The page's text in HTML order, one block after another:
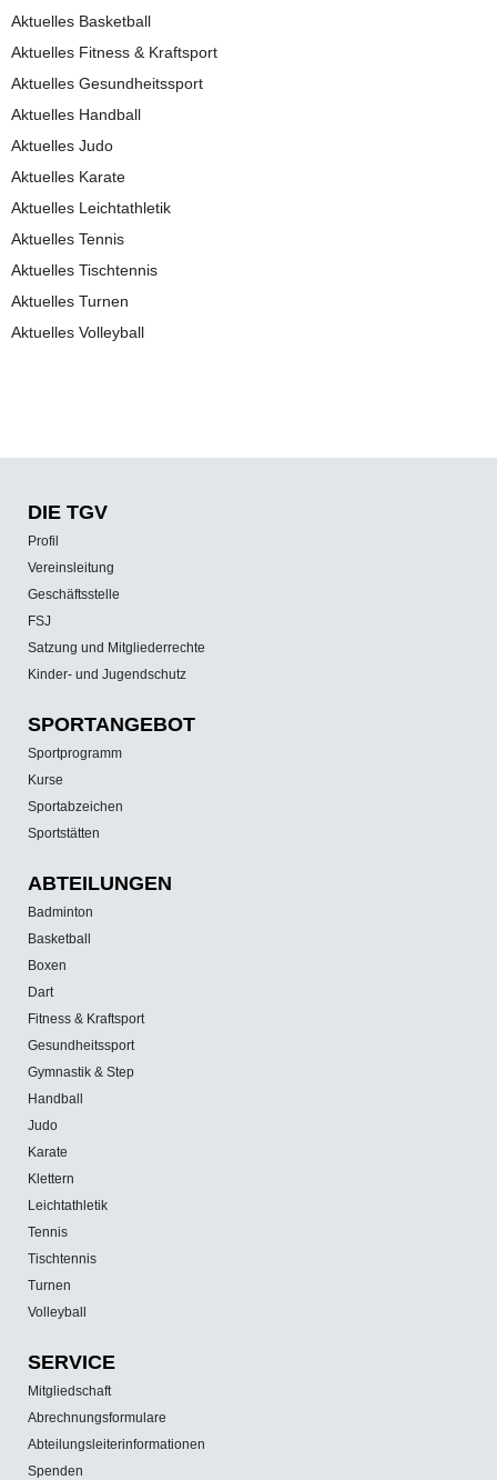
Aktuelles Basketball
Aktuelles Fitness & Kraftsport
Aktuelles Gesundheitssport
Aktuelles Handball
Aktuelles Judo
Aktuelles Karate
Aktuelles Leichtathletik
Aktuelles Tennis
Aktuelles Tischtennis
Aktuelles Turnen
Aktuelles Volleyball
DIE TGV
Profil
Vereinsleitung
Geschäftsstelle
FSJ
Satzung und Mitgliederrechte
Kinder- und Jugendschutz
SPORT­ANGEBOT
Sportprogramm
Kurse
Sportabzeichen
Sportstätten
ABTEILUNGEN
Badminton
Basketball
Boxen
Dart
Fitness & Kraftsport
Gesundheitssport
Gymnastik & Step
Handball
Judo
Karate
Klettern
Leichtathletik
Tennis
Tischtennis
Turnen
Volleyball
SERVICE
Mitgliedschaft
Abrechnungsformulare
Abteilungsleiterinformationen
Spenden